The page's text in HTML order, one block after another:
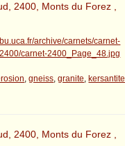
2400, Monts du Forez ,
,gneiss,granite, kersantite
2400, Monts du Forez ,